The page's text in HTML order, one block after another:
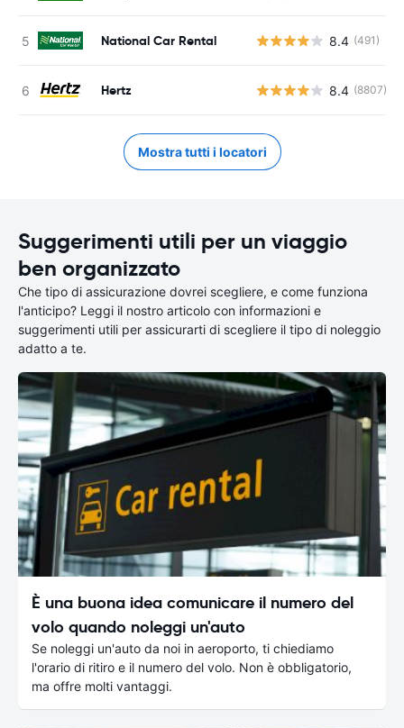
National Car Rental 8.4 (491)
Hertz 8.4 (8807)
Mostra tutti i locatori
Suggerimenti utili per un viaggio
ben organizzato
Che tipo di assicurazione dovrei scegliere, e come funziona
l'anticipo? Leggi il nostro articolo con informazioni e
suggerimenti utili per assicurarti di scegliere il tipo di noleggio
adatto a te.
È una buona idea comunicare il numero del
volo quando noleggi un'auto
Se noleggi un'auto da noi in aeroporto, ti chiediamo
l'orario di ritiro e il numero del volo. Non è obbligatorio,
ma offre molti vantaggi.